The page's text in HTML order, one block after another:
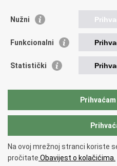
Važne poveznice
Vlada RH
Muzej hrvatskog vatrogastva
The Federation of EUropean
Intranet (samo za službenike
Copyright © 2026 Hrvatska
o pristupačnosti
Nužni
Funkcionalni
Statistički
Na ovoj mrežnoj stranci koriste
pročitate Obavijest o kolačićima.